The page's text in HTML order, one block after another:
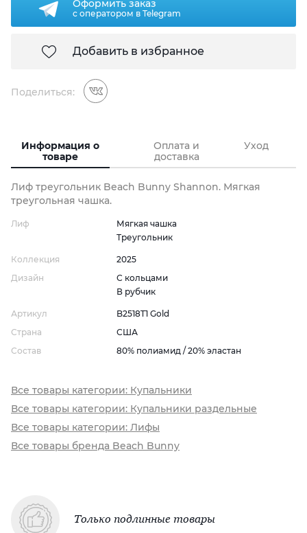
Оформить заказ
с оператором в Telegram
Добавить в избранное
Поделиться:
Информация о
товаре
Оплата и
доставка
Уход
Лиф треугольник Beach Bunny Shannon. Мягкая
треугольная чашка.
Лиф
Мягкая чашка
Треугольник
Коллекция
2025
Дизайн
С кольцами
В рубчик
Артикул
B2518T1 Gold
Страна
США
Состав
80% полиамид / 20% эластан
Все товары категории: Купальники
Все товары категории: Купальники раздельные
Все товары категории: Лифы
Все товары бренда Beach Bunny
Только подлинные товары